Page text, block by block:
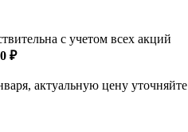
с учетом всех акций
₽
актуальную цену уточняйте